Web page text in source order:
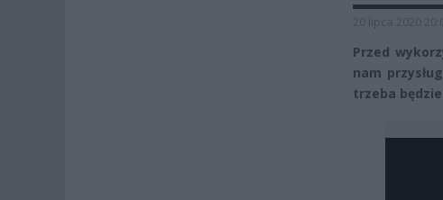
20 lipca 2020
Przed
nam
trzeba